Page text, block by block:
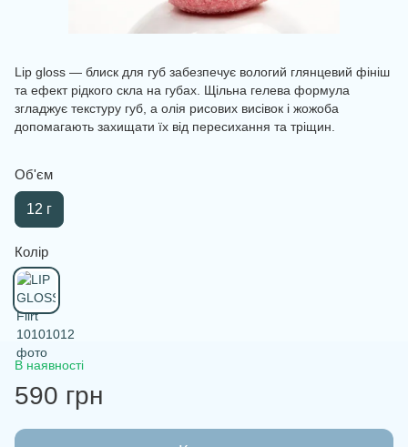
Lip gloss — блиск для губ забезпечує вологий глянцевий фініш
та ефект рідкого скла на губах. Щільна гелева формула
згладжує текстуру губ, а олія рисових висівок і жожоба
допомагають захищати їх від пересихання та тріщин.
Об'єм
12 г
Колір
В наявності
590 грн